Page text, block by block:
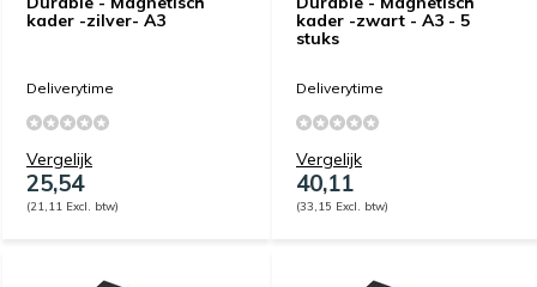
kader -zilver- A3
Deliverytime
Vergelijk
25,54
(21,11 Excl. btw)
kader -zwart - A3 - 5
stuks
Deliverytime
Vergelijk
40,11
(33,15 Excl. btw)